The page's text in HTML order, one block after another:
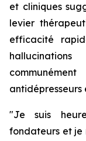
et cliniques
levier
efficacité
antidépresseurs
"Je suis
fondateurs et je